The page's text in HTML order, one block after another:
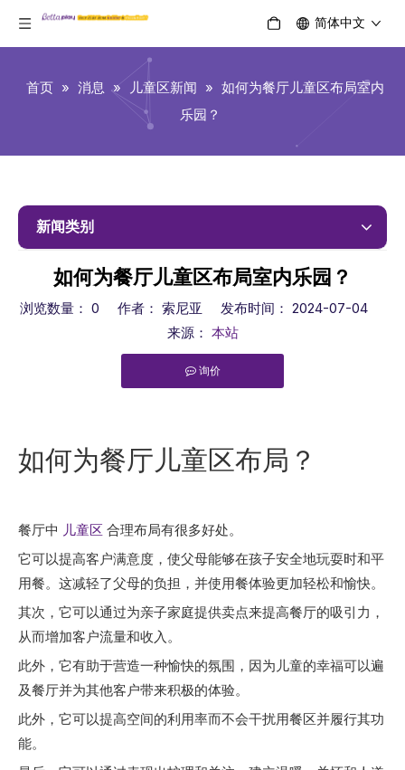
简体中文
首页 » 消息 » 儿童区新闻 » 如何为餐厅儿童区布局室内
乐园？
新闻类别
如何为餐厅儿童区布局室内乐园？
浏览数量： 0 作者： 索尼亚 发布时间： 2024-07-04
来源： 本站
询价
如何为餐厅儿童区布局？
餐厅中 儿童区 合理布局有很多好处。
它可以提高客户满意度，使父母能够在孩子安全地玩耍时和平
用餐。这减轻了父母的负担，并使用餐体验更加轻松和愉快。
其次，它可以通过为亲子家庭提供卖点来提高餐厅的吸引力，
从而增加客户流量和收入。
此外，它有助于营造一种愉快的氛围，因为儿童的幸福可以遍
及餐厅并为其他客户带来积极的体验。
此外，它可以提高空间的利用率而不会干扰用餐区并履行其功
能。